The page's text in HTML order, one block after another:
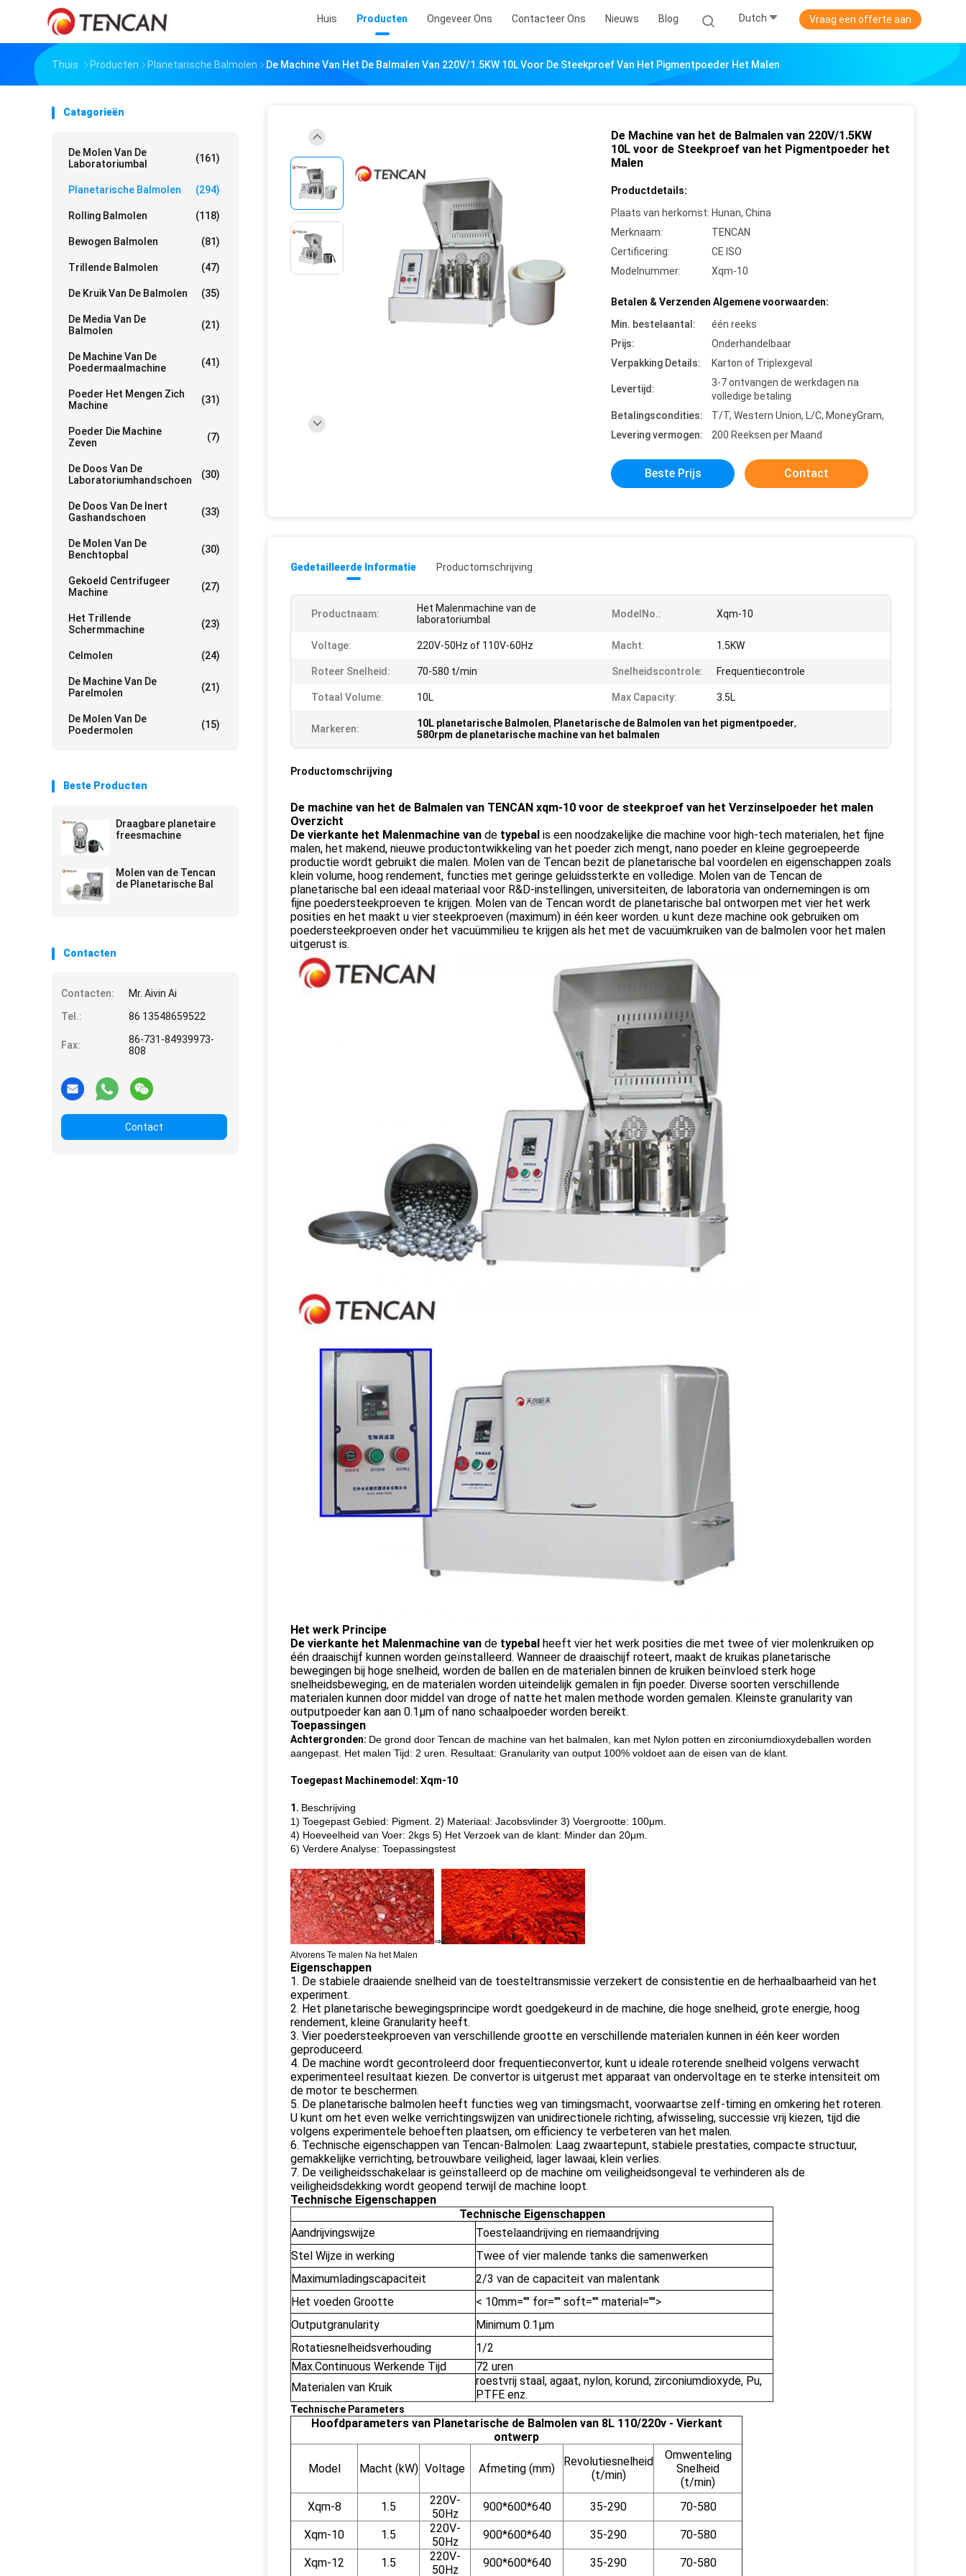
Huis Producten Ongeveer Ons Contacteer Ons Nieuws Blog Dutch Vraag een offerte aan
Thuis Producten Planetarische Balmolen De Machine Van Het De Balmalen Van 220V/1.5KW 10L Voor De Steekproef Van Het Pigmentpoeder Het Malen
Catagorieën
De Molen Van De
Laboratoriumbal
(161)
Planetarische Balmolen (294)
Rolling Balmolen (118)
Bewogen Balmolen (81)
Trillende Balmolen (47)
De Kruik Van De Balmolen (35)
De Media Van De
Balmolen
(21)
De Machine Van De
Poedermaalmachine
(41)
Poeder Het Mengen Zich
Machine
(31)
Poeder Die Machine
Zeven
(7)
De Doos Van De
Laboratoriumhandschoen
(30)
De Doos Van De Inert
Gashandschoen
(33)
De Molen Van De
Benchtopbal
(30)
Gekoeld Centrifugeer
Machine
(27)
Het Trillende
Schermmachine
(23)
Celmolen (24)
De Machine Van De
Parelmolen
(21)
De Molen Van De
Poedermolen
(15)
Beste Producten
Draagbare planetaire
freesmachine
Molen van de Tencan
de Planetarische Bal
Contacten
Contacten:
Mr. Aivin Ai
Tel.:
86 13548659522
Fax:
86-731-84939973-
808
Contact
De Machine van het de Balmalen van 220V/1.5KW
10L voor de Steekproef van het Pigmentpoeder het
Malen
Productdetails:
Plaats van herkomst: Hunan, China
Merknaam:
TENCAN
Certificering:
CE ISO
Modelnummer:
Xqm-10
Betalen & Verzenden Algemene voorwaarden:
Min. bestelaantal:
één reeks
Prijs:
Onderhandelbaar
Verpakking Details:
Karton of Triplexgeval
Levertijd:
3-7 ontvangen de werkdagen na
volledige betaling
Betalingscondities:
T/T, Western Union, L/C, MoneyGram,
Levering vermogen:
200 Reeksen per Maand
Beste Prijs Contact
Gedetailleerde Informatie Productomschrijving
Productnaam:
Het Malenmachine van de
laboratoriumbal
ModelNo.: Xqm-10
Voltage: 220V-50Hz of 110V-60Hz Macht: 1.5KW
Roteer Snelheid: 70-580 t/min Snelheidscontrole: Frequentiecontrole
Totaal Volume: 10L Max Capacity: 3.5L
Markeren: 10L planetarische Balmolen, Planetarische de Balmolen van het pigmentpoeder,
580rpm de planetarische machine van het balmalen
Productomschrijving
De machine van het de Balmalen van TENCAN xqm-10 voor de steekproef van het Verzinselpoeder het malen
Overzicht
De vierkante het Malenmachine van de typebal is een noodzakelijke die machine voor high-tech materialen, het fijne
malen, het makend, nieuwe productontwikkeling van het poeder zich mengt, nano poeder en kleine gegroepeerde
productie wordt gebruikt die malen. Molen van de Tencan bezit de planetarische bal voordelen en eigenschappen zoals
klein volume, hoog rendement, functies met geringe geluidssterkte en volledige. Molen van de Tencan de
planetarische bal een ideaal materiaal voor R&D-instellingen, universiteiten, de laboratoria van ondernemingen is om
fijne poedersteekproeven te krijgen. Molen van de Tencan wordt de planetarische bal ontworpen met vier het werk
posities en het maakt u vier steekproeven (maximum) in één keer worden. u kunt deze machine ook gebruiken om
poedersteekproeven onder het vacuümmilieu te krijgen als het met de vacuümkruiken van de balmolen voor het malen
uitgerust is.
Het werk Principe
De vierkante het Malenmachine van de typebal heeft vier het werk posities die met twee of vier molenkruiken op
één draaischijf kunnen worden geïnstalleerd. Wanneer de draaischijf roteert, maakt de kruikas planetarische
bewegingen bij hoge snelheid, worden de ballen en de materialen binnen de kruiken beïnvloed sterk hoge
snelheidsbeweging, en de materialen worden uiteindelijk gemalen in fijn poeder. Diverse soorten verschillende
materialen kunnen door middel van droge of natte het malen methode worden gemalen. Kleinste granularity van
outputpoeder kan aan 0.1μm of nano schaalpoeder worden bereikt.
Toepassingen
Achtergronden: De grond door Tencan de machine van het balmalen, kan met Nylon potten en zirconiumdioxydeballen worden
aangepast. Het malen Tijd: 2 uren. Resultaat: Granularity van output 100% voldoet aan de eisen van de klant.
Toegepast Machinemodel: Xqm-10
1. Beschrijving
1) Toegepast Gebied: Pigment. 2) Materiaal: Jacobsvlinder 3) Voergrootte: 100μm.
4) Hoeveelheid van Voer: 2kgs 5) Het Verzoek van de klant: Minder dan 20μm.
6) Verdere Analyse: Toepassingstest
⇒
Alvorens Te malen Na het Malen
Eigenschappen
1. De stabiele draaiende snelheid van de toesteltransmissie verzekert de consistentie en de herhaalbaarheid van het
experiment.
2. Het planetarische bewegingsprincipe wordt goedgekeurd in de machine, die hoge snelheid, grote energie, hoog
rendement, kleine Granularity heeft.
3. Vier poedersteekproeven van verschillende grootte en verschillende materialen kunnen in één keer worden
geproduceerd.
4. De machine wordt gecontroleerd door frequentieconvertor, kunt u ideale roterende snelheid volgens verwacht
experimenteel resultaat kiezen. De convertor is uitgerust met apparaat van ondervoltage en te sterke intensiteit om
de motor te beschermen.
5. De planetarische balmolen heeft functies weg van timingsmacht, voorwaartse zelf-timing en omkering het roteren.
U kunt om het even welke verrichtingswijzen van unidirectionele richting, afwisseling, successie vrij kiezen, tijd die
volgens experimentele behoeften plaatsen, om efficiency te verbeteren van het malen.
6. Technische eigenschappen van Tencan-Balmolen: Laag zwaartepunt, stabiele prestaties, compacte structuur,
gemakkelijke verrichting, betrouwbare veiligheid, lager lawaai, klein verlies.
7. De veiligheidsschakelaar is geïnstalleerd op de machine om veiligheidsongeval te verhinderen als de
veiligheidsdekking wordt geopend terwijl de machine loopt.
Technische Eigenschappen
Technische Eigenschappen
Aandrijvingswijze
Toestelaandrijving en riemaandrijving
Stel Wijze in werking
Twee of vier malende tanks die samenwerken
Maximumladingscapaciteit
2/3 van de capaciteit van malentank
Het voeden Grootte
< 10mm="" for="" soft="" material="">
Outputgranularity
Minimum 0.1μm
Rotatiesnelheidsverhouding
1/2
Max.Continuous Werkende Tijd
72 uren
Materialen van Kruik
roestvrij staal, agaat, nylon, korund, zirconiumdioxyde, Pu,
PTFE enz.
Technische Parameters
Hoofdparameters van Planetarische de Balmolen van 8L 110/220v - Vierkant
ontwerp
Model Macht (kW) Voltage Afmeting (mm)
Revolutiesnelheid
(t/min)
Omwenteling
Snelheid
(t/min)
Xqm-8
1.5
220V-
50Hz
900*600*640 35-290 70-580
Xqm-10 1.5
220V-
50Hz
900*600*640 35-290 70-580
Xqm-12 1.5
220V-
50Hz
900*600*640 35-290 70-580